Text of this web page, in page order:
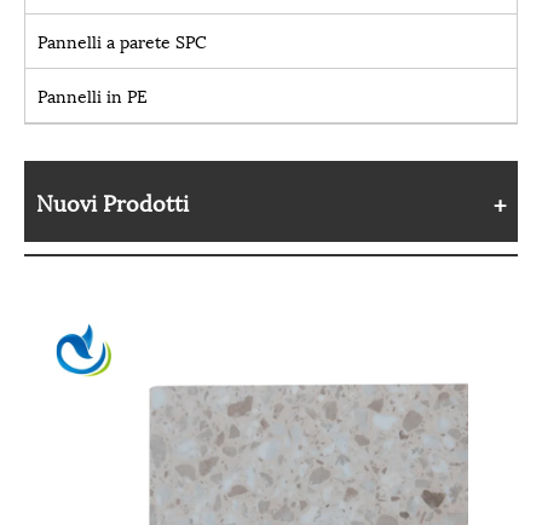
Pannelli a parete SPC
Pannelli in PE
Nuovi Prodotti